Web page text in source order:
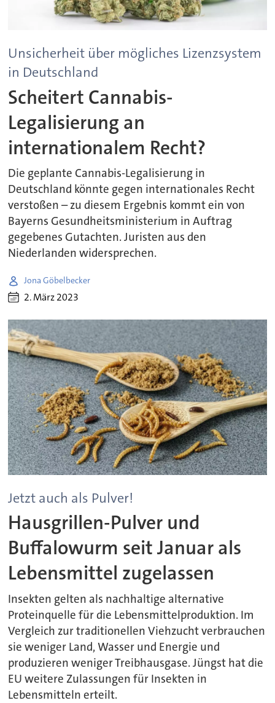
Unsicherheit über mögliches Lizenzsystem
in Deutschland
Scheitert Cannabis-
Legalisierung an
internationalem Recht?
Die geplante Cannabis-Legalisierung in
Deutschland könnte gegen internationales Recht
verstoßen – zu diesem Ergebnis kommt ein von
Bayerns Gesundheitsministerium in Auftrag
gegebenes Gutachten. Juristen aus den
Niederlanden widersprechen.
Jona Göbelbecker
2. März 2023
Jetzt auch als Pulver!
Hausgrillen-Pulver und
Buffalowurm seit Januar als
Lebensmittel zugelassen
Insekten gelten als nachhaltige alternative
Proteinquelle für die Lebensmittelproduktion. Im
Vergleich zur traditionellen Viehzucht verbrauchen
sie weniger Land, Wasser und Energie und
produzieren weniger Treibhausgase. Jüngst hat die
EU weitere Zulassungen für Insekten in
Lebensmitteln erteilt.